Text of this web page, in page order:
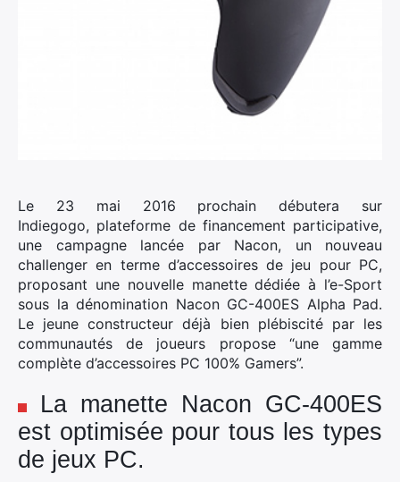
Le 23 mai 2016 prochain débutera sur
Indiegogo, plateforme de financement participative,
une campagne lancée par Nacon, un nouveau
challenger en terme d’accessoires de jeu pour PC,
proposant une nouvelle manette dédiée à l’e-Sport
sous la dénomination Nacon GC-400ES Alpha Pad.
Le jeune constructeur déjà bien plébiscité par les
communautés de joueurs propose “une gamme
complète d’accessoires PC 100% Gamers”.
La manette Nacon GC-400ES
est optimisée pour tous les types
de jeux PC.